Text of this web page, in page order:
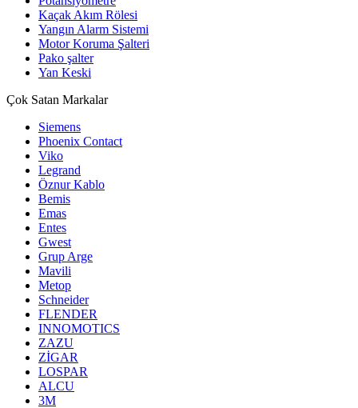
Kaçak Akım Rölesi
Yangın Alarm Sistemi
Motor Koruma Şalteri
Pako şalter
Yan Keski
Çok Satan Markalar
Siemens
Phoenix Contact
Viko
Legrand
Öznur Kablo
Bemis
Emas
Entes
Gwest
Grup Arge
Mavili
Metop
Schneider
FLENDER
INNOMOTICS
ZAZU
ZİGAR
LOSPAR
ALCU
3M